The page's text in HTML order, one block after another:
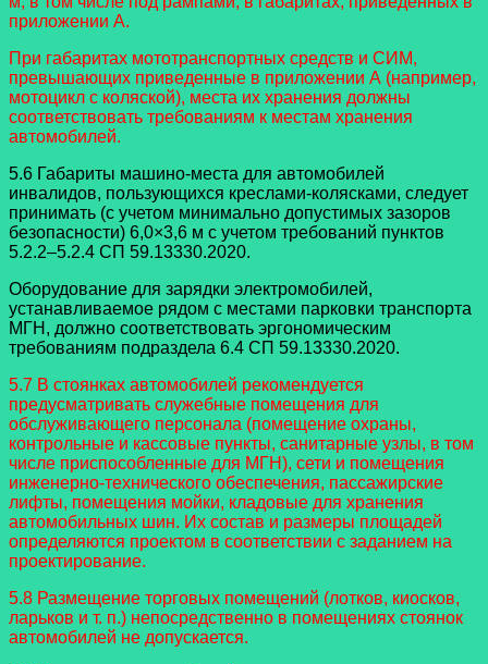
приложении А.
При габаритах мототранспортных средств и СИМ,
превышающих приведенные в приложении А (например,
мотоцикл с коляской), места их хранения должны
соответствовать требованиям к местам хранения
автомобилей.
5.6 Габариты машино-места для автомобилей
инвалидов, пользующихся креслами-колясками, следует
принимать (с учетом минимально допустимых зазоров
безопасности) 6,0×3,6 м с учетом требований пунктов
5.2.2–5.2.4 СП 59.13330.2020.
Оборудование для зарядки электромобилей,
устанавливаемое рядом с местами парковки транспорта
МГН, должно соответствовать эргономическим
требованиям подраздела 6.4 СП 59.13330.2020.
5.7 В стоянках автомобилей рекомендуется
предусматривать служебные помещения для
обслуживающего персонала (помещение охраны,
контрольные и кассовые пункты, санитарные узлы, в том
числе приспособленные для МГН), сети и помещения
инженерно-технического обеспечения, пассажирские
лифты, помещения мойки, кладовые для хранения
автомобильных шин. Их состав и размеры площадей
определяются проектом в соответствии с заданием на
проектирование.
5.8 Размещение торговых помещений (лотков, киосков,
ларьков и т. п.) непосредственно в помещениях стоянок
автомобилей не допускается.